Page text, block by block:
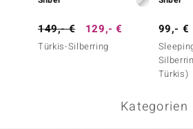
149,- € 129,- €
Türkis-Silberring
99,- €
Türkis)
Kategorien